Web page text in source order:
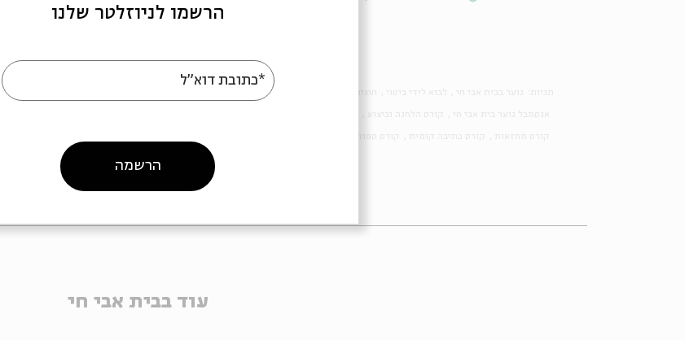
קורס כתיבה יוצרת
עוד בבית אבי חי
הרשמו לניוזלטר שלנו
*כתובת דוא"ל
הרשמה